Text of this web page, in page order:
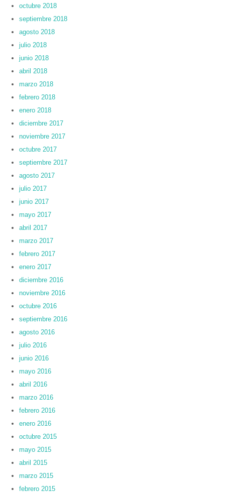
octubre 2018
septiembre 2018
agosto 2018
julio 2018
junio 2018
abril 2018
marzo 2018
febrero 2018
enero 2018
diciembre 2017
noviembre 2017
octubre 2017
septiembre 2017
agosto 2017
julio 2017
junio 2017
mayo 2017
abril 2017
marzo 2017
febrero 2017
enero 2017
diciembre 2016
noviembre 2016
octubre 2016
septiembre 2016
agosto 2016
julio 2016
junio 2016
mayo 2016
abril 2016
marzo 2016
febrero 2016
enero 2016
octubre 2015
mayo 2015
abril 2015
marzo 2015
febrero 2015